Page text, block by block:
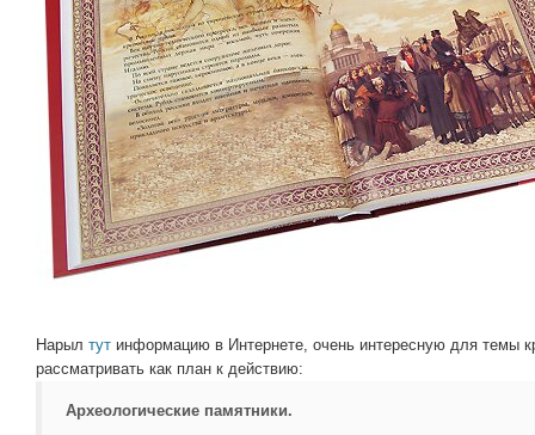
Нарыл тут информацию в Интернете, очень интересную для темы
рассматривать как план к действию:
Археологические памятники.